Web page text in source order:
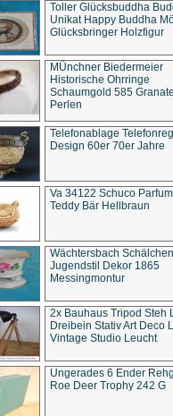
Toller Glücksbuddha
Unikat Happy Buddha
Glücksbringer Holzfigur
MÜnchner Biedermeier
Historische Ohrringe
Schaumgold 585
Perlen
Telefonablage
Design 60er 70er Jahre
Va 34122 Schuco
Teddy Bär Hellbraun
Wächtersbach Schälchen
Jugendstil Dekor 1865
Messingmontur
2x Bauhaus Tripod Steh
Dreibein Stativ Art Deco
Vintage Studio Leucht
Ungerades 6 Ender
Roe Deer Trophy 242 G